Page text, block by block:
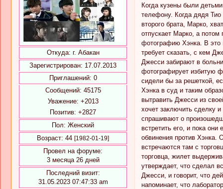
Откуда: г. Абакан
Зарегистрирован: 17.07.2013
Приглашений: 0
Сообщений: 45175
Уважение: +2013
Позитив: +2827
Пол: Женский
Возраст: 44 [1982-01-19]
Провел на форуме:
3 месяца 26 дней
Последний визит:
31.05.2023 07:47:33 am
Когда кузены были
телефону. Когда дядя Тио
второго брата, Марко,
отпускает Марко, а потом
фотографию Хэнка. В это
требует сказать, с кем
Джесси забирают в
фотографирует избитую
сидели бы за решеткой,
Хэнка в суд и таким
вытравить Джесси из
хочет заключить сделку
спрашивают о
встретить его, и пока
обвинения против Хэнка.
встречаются там с
торговца, жилет
утверждает, что сделал
Джесси, и говорит, что
напоминает, что